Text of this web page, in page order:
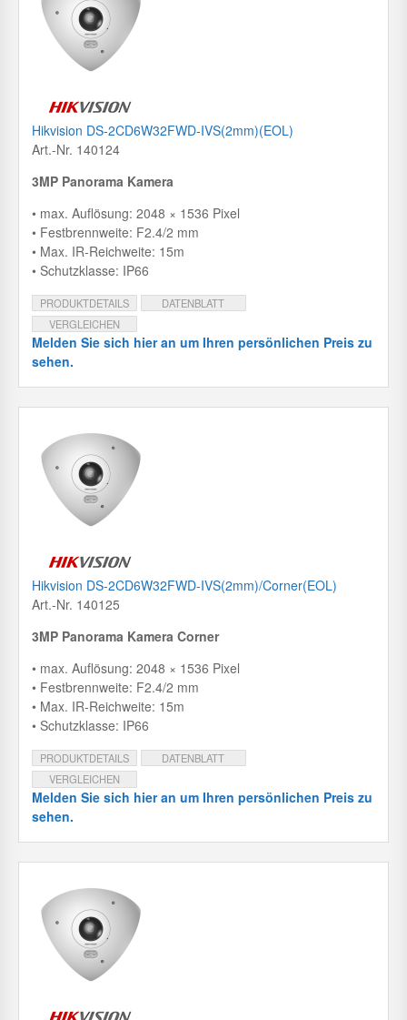
Hikvision DS-2CD6W32FWD-IVS(2mm)(EOL)
Art.-Nr. 140124
3MP Panorama Kamera
• max. Auflösung: 2048 × 1536 Pixel
• Festbrennweite: F2.4/2 mm
• Max. IR-Reichweite: 15m
• Schutzklasse: IP66
PRODUKTDETAILS
DATENBLATT
VERGLEICHEN
Melden Sie sich hier an um Ihren persönlichen Preis zu
sehen.
Hikvision DS-2CD6W32FWD-IVS(2mm)/Corner(EOL)
Art.-Nr. 140125
3MP Panorama Kamera Corner
• max. Auflösung: 2048 × 1536 Pixel
• Festbrennweite: F2.4/2 mm
• Max. IR-Reichweite: 15m
• Schutzklasse: IP66
PRODUKTDETAILS
DATENBLATT
VERGLEICHEN
Melden Sie sich hier an um Ihren persönlichen Preis zu
sehen.